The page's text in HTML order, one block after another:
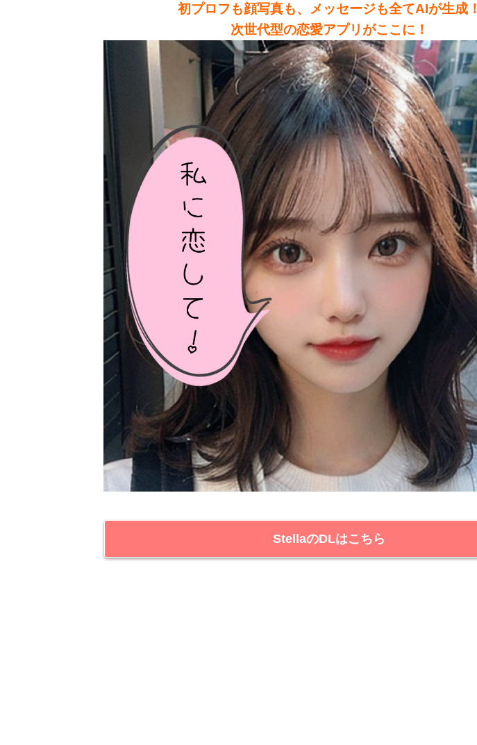
初プロフも顔写真も、メッセージも全てAIが生成！
次世代型の恋愛アプリがここに！
StellaのDLはこちら